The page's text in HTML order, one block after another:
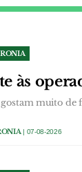
às
muito de
| 07-08-2026